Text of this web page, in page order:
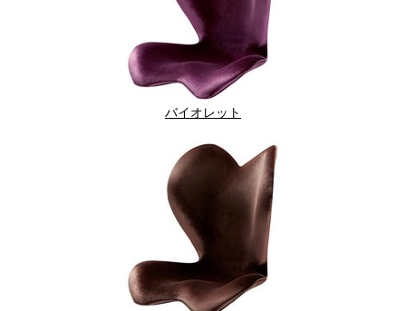
バイオレット